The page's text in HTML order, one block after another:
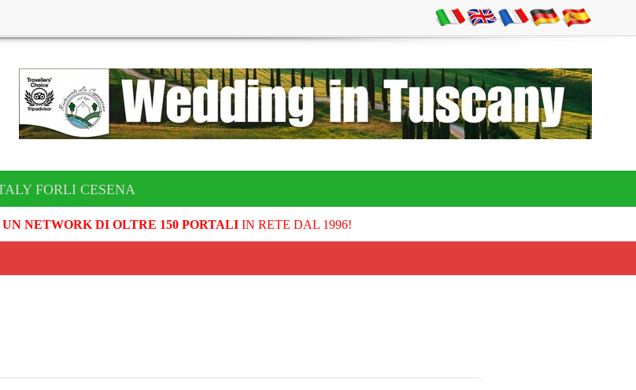
FORLI CESENA
NETWORK DI OLTRE 150 PORTALIIN RETE DAL 1996!